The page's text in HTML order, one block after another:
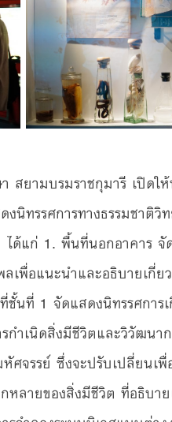
ยามบรมราชกุมารี เปิดใ
ทรรศการทางธรรมชาติวิ
ด้แก่ 1. พื้นที่นอกอาคาร
เพื่อแนะนำและอธิบายเกี่
นที่ 1 จัดแสดงนิทรรศการ
กำเนิดสิ่งมีชีวิตและวิวัฒนา
ศจรรย์ ซึ่งจะปรับเปลี่ยนเ
ายของสิ่งมีชีวิต ที่อธิบา